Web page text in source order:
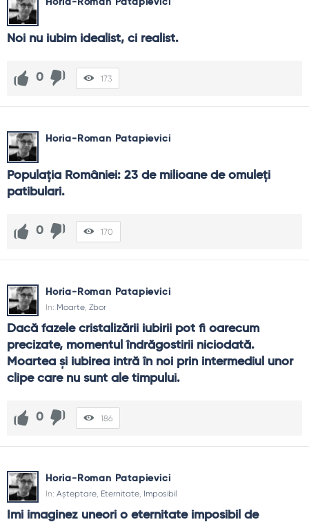
Horia-Roman Patapievici
Noi nu iubim idealist, ci realist.
0 173
Horia-Roman Patapievici
Populaţia României: 23 de milioane de omuleţi
patibulari.
0 170
Horia-Roman Patapievici
In: Moarte, Zbor
Dacă fazele cristalizării iubirii pot fi oarecum
precizate, momentul îndrăgostirii niciodată.
Moartea şi iubirea intră în noi prin intermediul unor
clipe care nu sunt ale timpului.
0 186
Horia-Roman Patapievici
In: Așteptare, Eternitate, Imposibil
Imi imaginez uneori o eternitate imposibil de